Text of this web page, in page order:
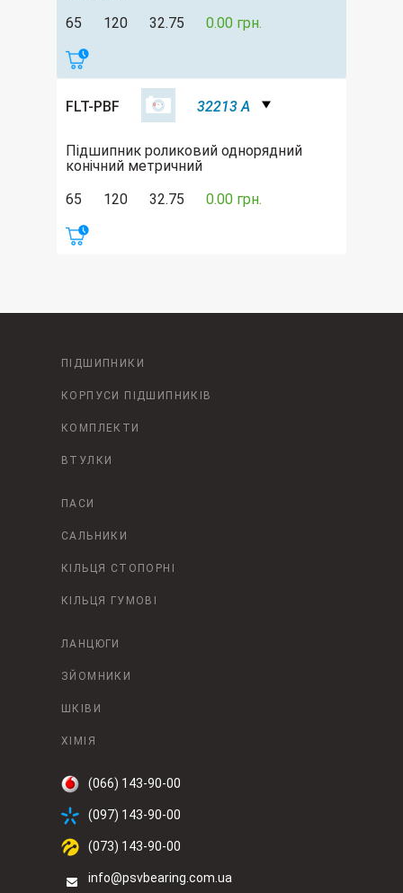
65
120 32.75 0.00 грн.
FLT-PBF 32213 A
Підшипник роликовий однорядний
конічний метричний
65
120 32.75 0.00 грн.
ПІДШИПНИКИ
КОРПУСИ ПІДШИПНИКІВ
КОМПЛЕКТИ
ВТУЛКИ
ПАСИ
САЛЬНИКИ
КІЛЬЦЯ СТОПОРНІ
КІЛЬЦЯ ГУМОВІ
ЛАНЦЮГИ
ЗЙОМНИКИ
ШКІВИ
ХІМІЯ
(066) 143-90-00
(097) 143-90-00
(073) 143-90-00
info@psvbearing.com.ua